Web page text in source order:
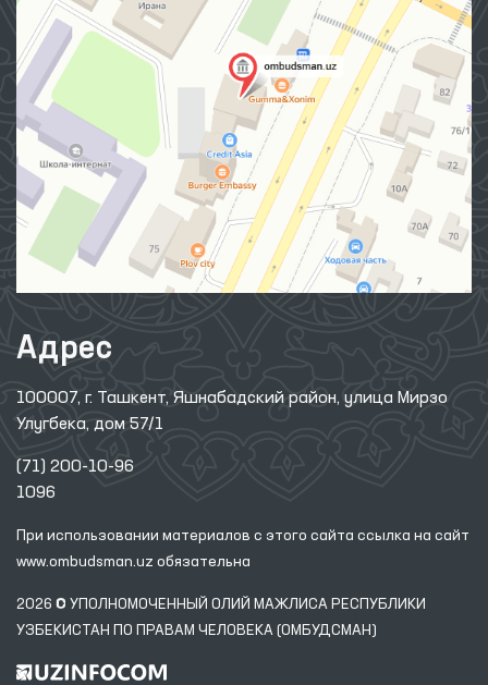
Адрес
100007, г. Ташкент, Яшнабадский район, улица Мирзо
Улугбека, дом 57/1
(71) 200-10-96
1096
При использовании материалов с этого сайта ссылка на сайт
www.ombudsman.uz обязательна
2026 © УПОЛНОМОЧЕННЫЙ ОЛИЙ МАЖЛИСА РЕСПУБЛИКИ
УЗБЕКИСТАН ПО ПРАВАМ ЧЕЛОВЕКА (ОМБУДСМАН)